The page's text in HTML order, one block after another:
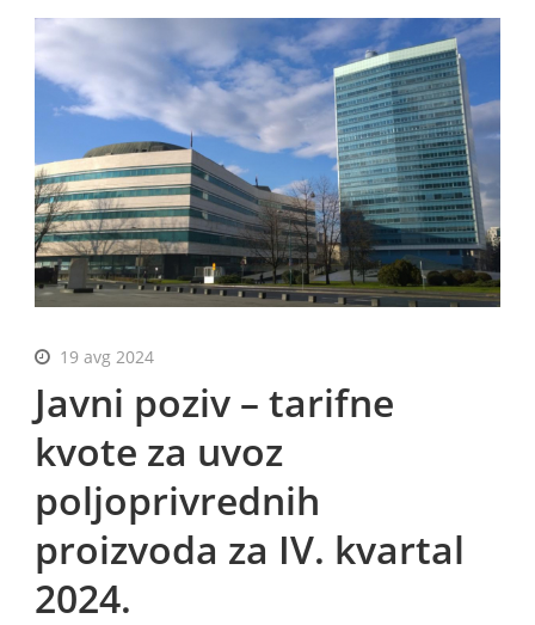
19 avg 2024
Javni poziv – tarifne
kvote za uvoz
poljoprivrednih
proizvoda za IV. kvartal
2024.